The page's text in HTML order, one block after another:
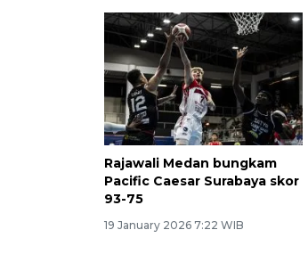
Rajawali Medan bungkam
Pacific Caesar Surabaya skor
93-75
19 January 2026 7:22 WIB